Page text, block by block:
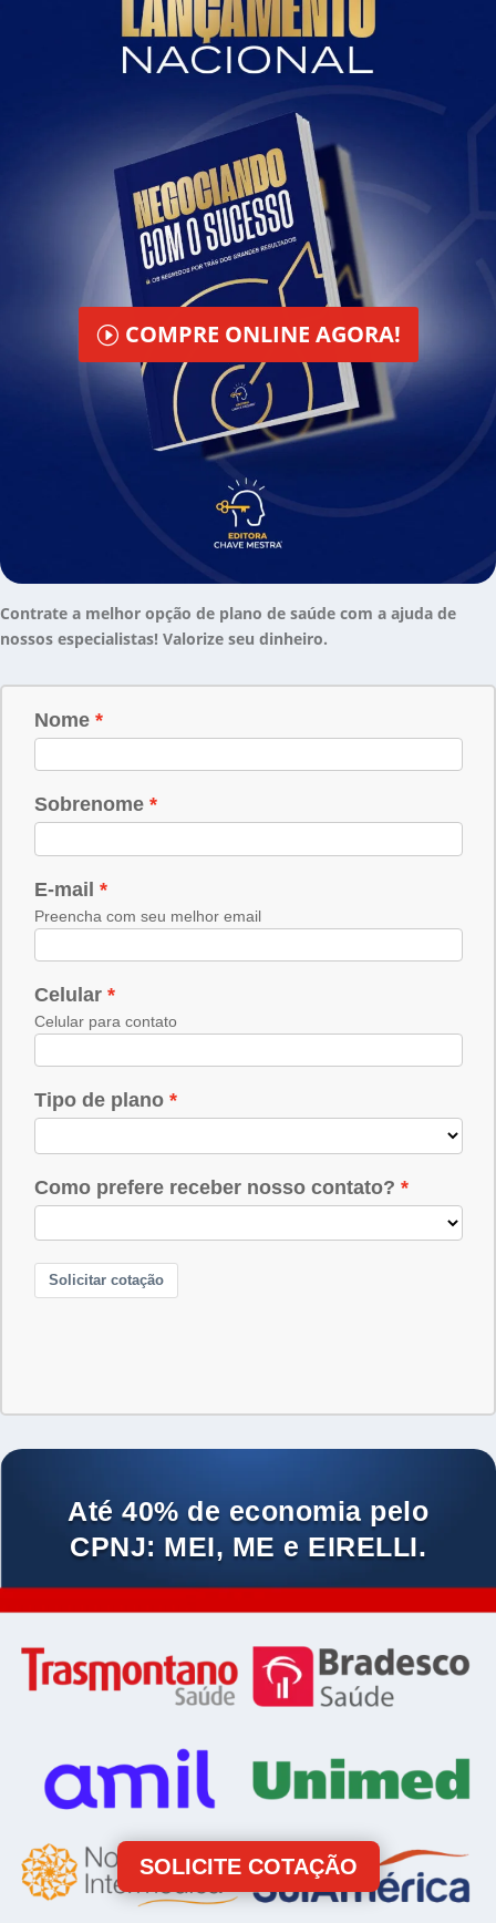
COMPRE ONLINE AGORA!
Contrate a melhor opção de plano de saúde com a ajuda de
nossos especialistas! Valorize seu dinheiro.
Até 40% de economia pelo
CPNJ: MEI, ME e EIRELLI.
SOLICITE COTAÇÃO